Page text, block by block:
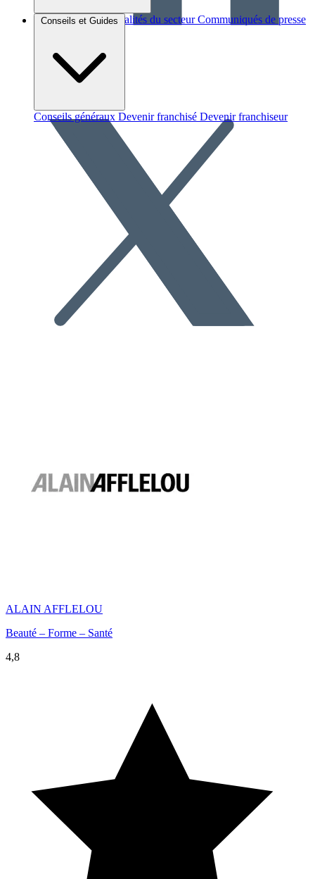
Brèves et actus Actualités du secteur Communiqués de presse
Conseils et Guides
Conseils généraux Devenir franchisé Devenir franchiseur
ALAIN AFFLELOU
Beauté – Forme – Santé
4,8